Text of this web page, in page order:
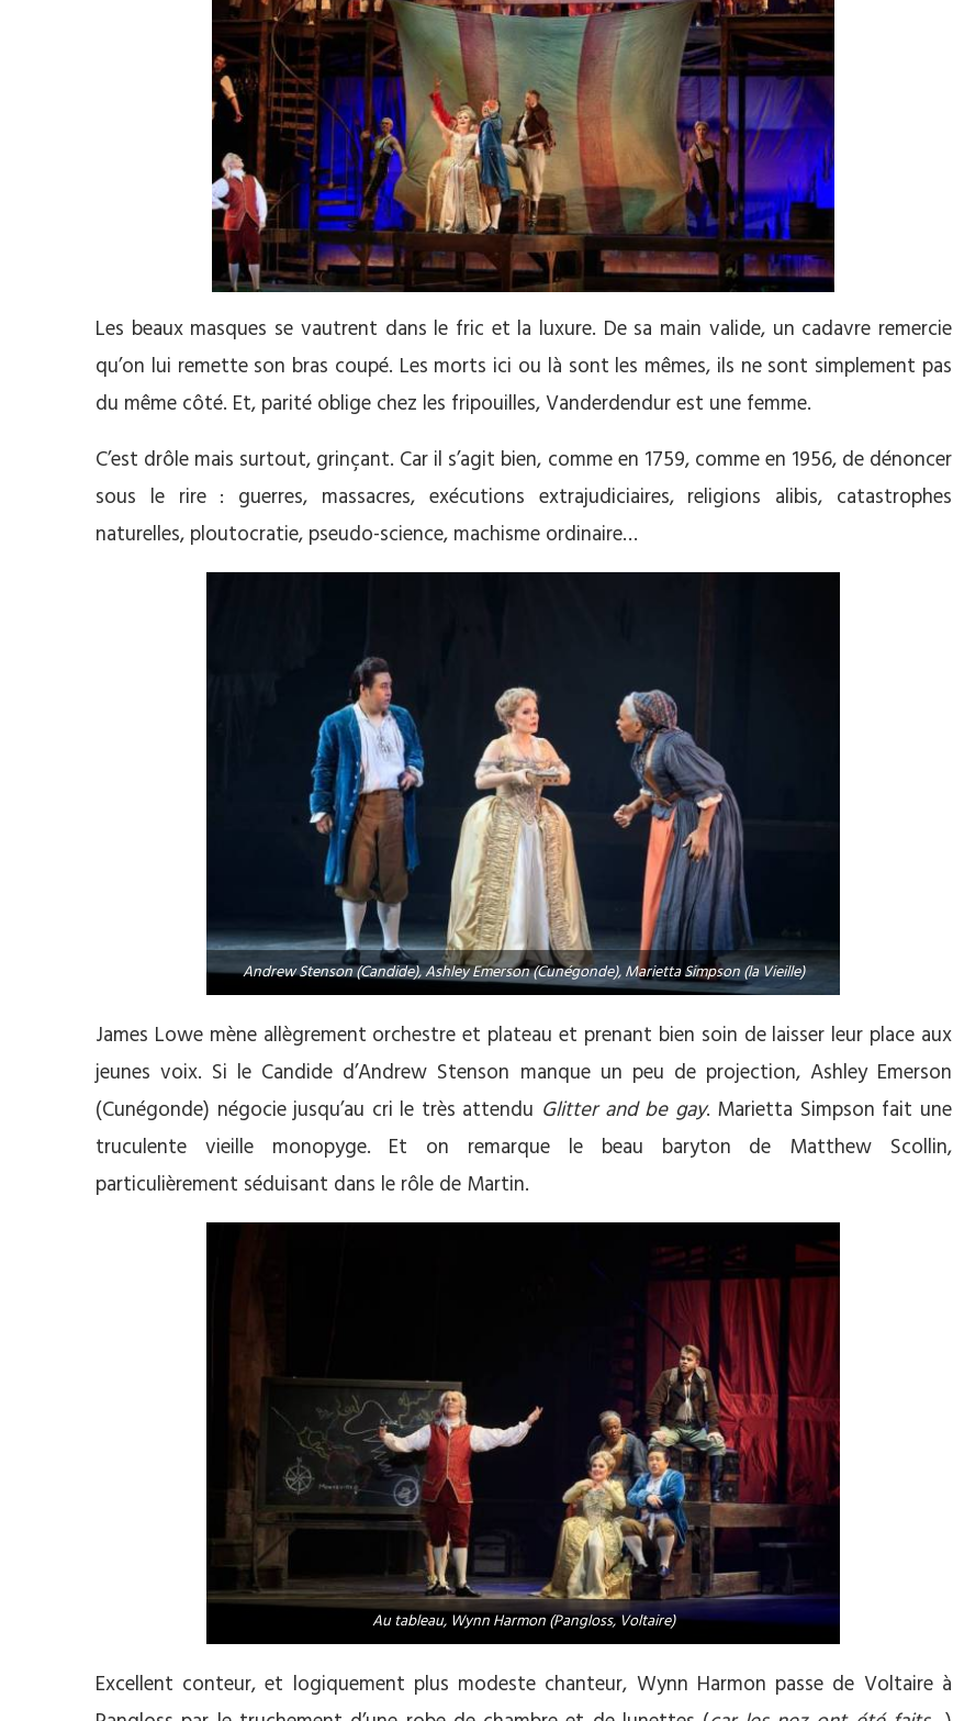
Les beaux masques se vautrent dans le fric et la luxure. De sa main valide, un cadavre remercie
qu’on lui remette son bras coupé. Les morts ici ou là sont les mêmes, ils ne sont simplement pas
du même côté. Et, parité oblige chez les fripouilles, Vanderdendur est une femme.
C’est drôle mais surtout, grinçant. Car il s’agit bien, comme en 1759, comme en 1956, de dénoncer
sous le rire : guerres, massacres, exécutions extrajudiciaires, religions alibis, catastrophes
naturelles, ploutocratie, pseudo-science, machisme ordinaire…
Andrew Stenson (Candide), Ashley Emerson (Cunégonde), Marietta Simpson (la Vieille)
James Lowe mène allègrement orchestre et plateau et prenant bien soin de laisser leur place aux
jeunes voix. Si le Candide d’Andrew Stenson manque un peu de projection, Ashley Emerson
(Cunégonde) négocie jusqu’au cri le très attendu Glitter and be gay. Marietta Simpson fait une
truculente vieille monopyge. Et on remarque le beau baryton de Matthew Scollin,
particulièrement séduisant dans le rôle de Martin.
Au tableau, Wynn Harmon (Pangloss, Voltaire)
Excellent conteur, et logiquement plus modeste chanteur, Wynn Harmon passe de Voltaire à